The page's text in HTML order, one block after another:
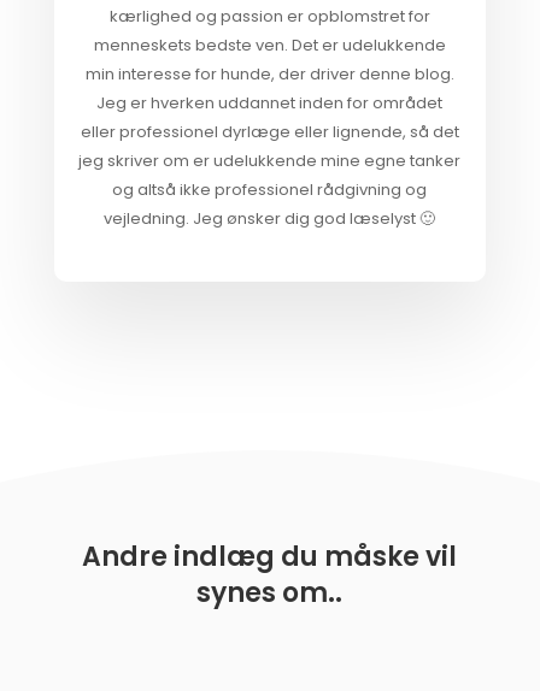
kærlighed og passion er opblomstret for
menneskets bedste ven. Det er udelukkende
min interesse for hunde, der driver denne blog.
Jeg er hverken uddannet inden for området
eller professionel dyrlæge eller lignende, så det
jeg skriver om er udelukkende mine egne tanker
og altså ikke professionel rådgivning og
vejledning. Jeg ønsker dig god læselyst 🙂
Andre indlæg du måske vil
synes om..